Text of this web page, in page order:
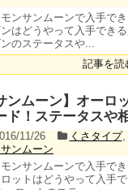
ンサンムーンで入手で
ンはどうやって入手でき
ンのステータスや...
記事を読
ンムーン】オーロ
ド！ステータスや
11/26 くさタイプ,
ンムーン
ンサンムーンで入手で
ットはどうやって入手